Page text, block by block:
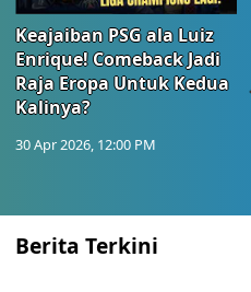
Keajaiban PSG ala Luiz
Enrique! Comeback Jadi
Raja Eropa Untuk Kedua
Kalinya?
30 Apr 2026, 12:00 PM
Berita Terkini